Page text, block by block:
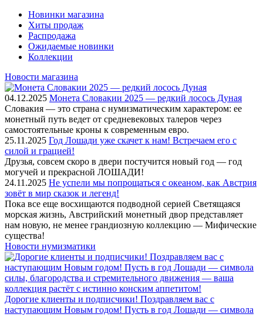
Новинки магазина
Хиты продаж
Распродажа
Ожидаемые новинки
Коллекции
Новости магазина
04.12.2025 Монета Словакии 2025 — редкий лосось Дуная
Словакия — это страна с нумизматическим характером: ее
монетный путь ведет от средневековых талеров через
самостоятельные кроны к современным евро.
25.11.2025 Год Лошади уже скачет к нам! Встречаем его с
силой и грацией!
Друзья, совсем скоро в двери постучится новый год — год
могучей и прекрасной ЛОШАДИ!
24.11.2025 Не успели мы попрощаться с океаном, как Австрия
зовёт в мир сказок и легенд!
Пока все еще восхищаются подводной серией Светящаяся
морская жизнь, Австрийский монетный двор представляет
нам новую, не менее грандиозную коллекцию — Мифические
существа!
Новости нумизматики
Дорогие клиенты и подписчики! Поздравляем вас с
наступающим Новым годом! Пусть в год Лошади — символа